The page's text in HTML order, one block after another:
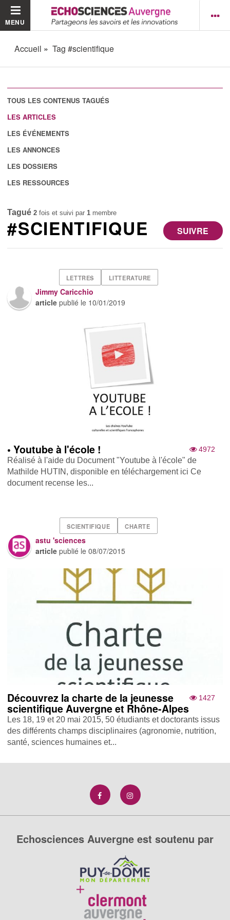
MENU
Accueil Tag #scientifique
TOUS LES CONTENUS TAGUÉS
LES ARTICLES
LES ÉVÉNEMENTS
LES ANNONCES
LES DOSSIERS
LES RESSOURCES
Tagué 2 fois et suivi par 1 membre
SUIVRE
#SCIENTIFIQUE
LETTRES LITTERATURE
Jimmy Caricchio
article publié le 10/01/2019
4972
• Youtube à l'école !
Réalisé à l'aide du Document "Youtube à l'école" de
Mathilde HUTIN, disponible en téléchargement ici Ce
document recense les...
SCIENTIFIQUE CHARTE
astu 'sciences
article publié le08/07/2015
1427
Découvrez la charte de la jeunesse
scientifique Auvergne et Rhône-Alpes
Les 18, 19 et 20 mai 2015, 50 étudiants et doctorants issus
des différents champs disciplinaires (agronomie, nutrition,
santé, sciences humaines et...
Echosciences Auvergne est soutenu par